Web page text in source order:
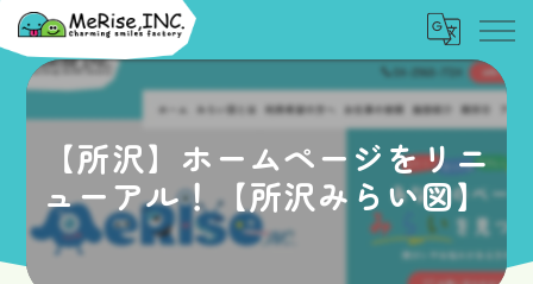
【所沢】ホームページをリニ
ューアル！【所沢みらい図】